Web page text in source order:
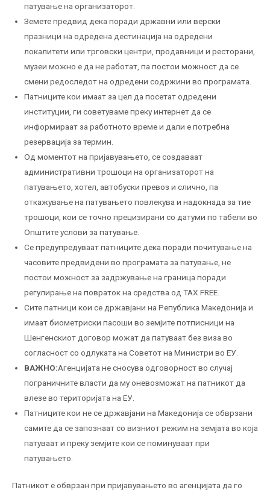
патување на организаторот.
Земете предвид дека поради државни или верски
празници на одредена дестинација на одредени
локалитети или трговски центри, продавници и ресторани,
музеи можно е да не работат, па постои можност да се
смени редоследот на одредени содржини во програмата.
Патниците кои имаат за цел да посетат одредени
институции, ги советуваме преку интернет да се
информираат за работното време и дали е потребна
резервација за термин.
Од моментот на пријавувањето, се создаваат
административни трошоци на организаторот на
патувањето, хотел, автобуски превоз и слично, па
откажување на патувањето повлекува и надокнада за тие
трошоци, кои се точно прецизирани со датуми по табели во
Општите услови за патување.
Се предупредуваат патниците дека поради почитување на
часовите предвидени во програмата за патување, не
постои можност за задржување на граница поради
регулирање на повраток на средства од TAX FREE.
Сите патници кои се државјани на Република Македонија и
имаат биометриски пасоши во земјите потписници на
Шенгенскиот договор можат да патуваат без виза во
согласност со одлуката на Советот на Министри во ЕУ.
ВАЖНО:Агенцијата не сносува одговорност во случај
пограничните власти да му оневозможат на патникот да
влезе во територијата на ЕУ.
Патниците кои не се државјани на Македонија се обврзани
самите да се запознаат со визниот режим на земјата во која
патуваат и преку земјите кои се поминуваат при
патувањето.
Патникот е обврзан при пријавувањето во агенцијата да го